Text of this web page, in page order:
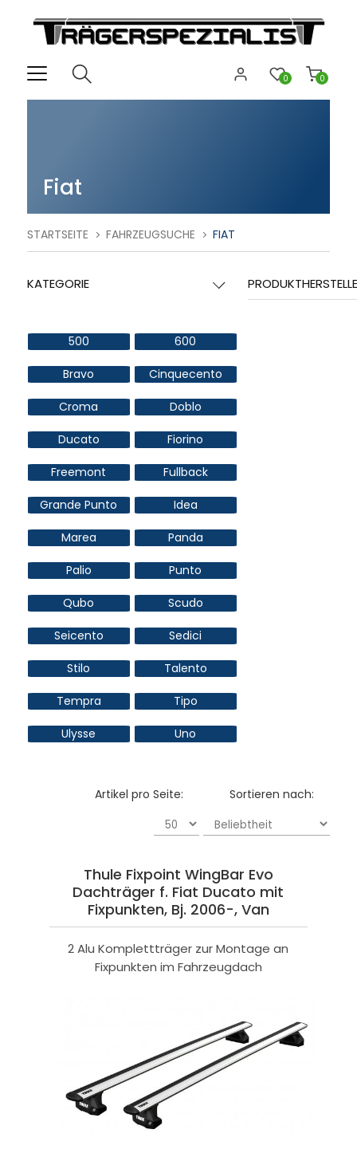
0
0
Fiat
STARTSEITE FAHRZEUGSUCHE FIAT
KATEGORIE
500 600
Bravo Cinquecento
Croma Doblo
Ducato Fiorino
Freemont Fullback
Grande Punto Idea
Marea Panda
Palio Punto
Qubo Scudo
Seicento Sedici
Stilo Talento
Tempra Tipo
Ulysse Uno
Sortieren nach:
Artikel pro Seite:
Thule Fixpoint WingBar Evo
Dachträger f. Fiat Ducato mit
Fixpunkten, Bj. 2006-, Van
2 Alu Komplettträger zur Montage an
Fixpunkten im Fahrzeugdach